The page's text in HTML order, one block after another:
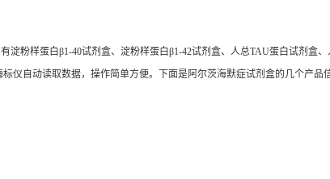
粉样蛋白β1-40试剂盒、淀粉样蛋白β1-42试剂盒、人总TAU蛋白试剂盒
仪自动读取数据，操作简单方便。下面是阿尔茨海默症试剂盒的几个产品